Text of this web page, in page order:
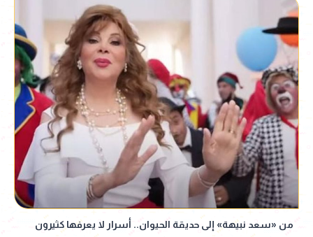
من «سعد نبيهة» إلى حديقة الحيوان.. أسرار لا يعرفها كثيرون